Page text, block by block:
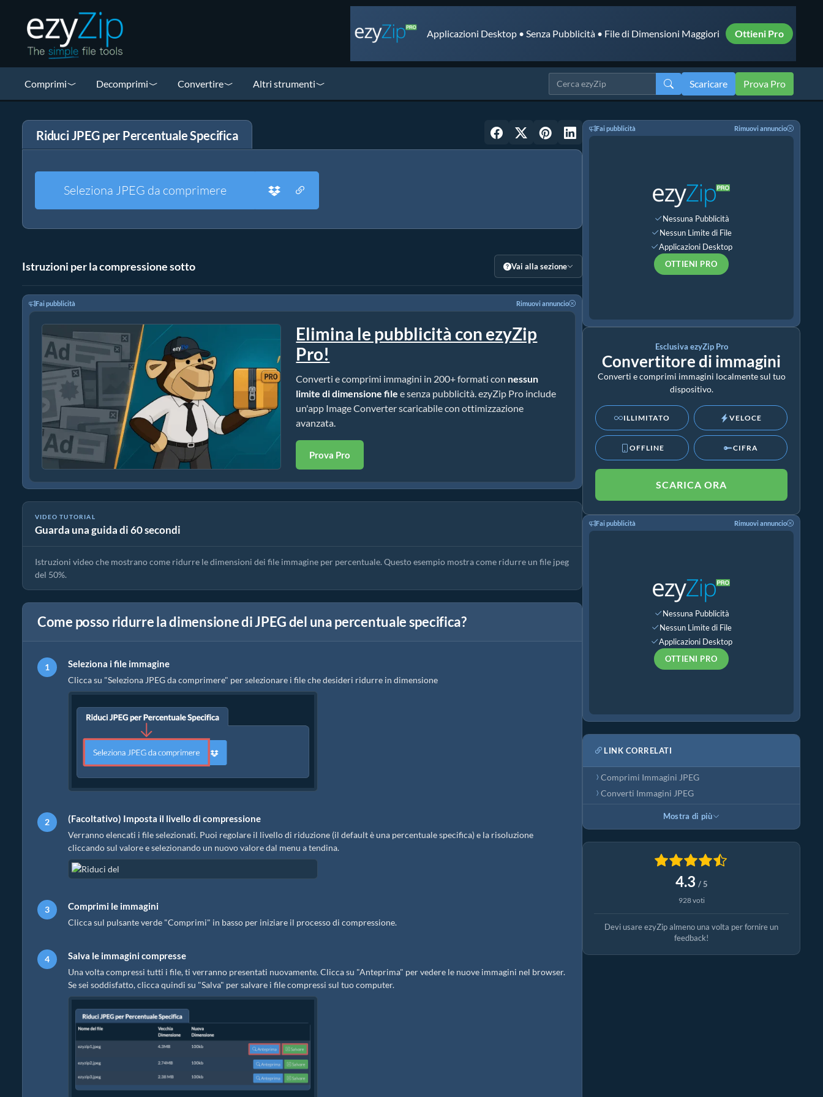
Applicazioni Desktop • Senza Pubblicità • File di Dimensioni Maggiori Ottieni Pro
Comprimi Decomprimi Convertire Altri strumenti Scaricare Prova Pro
Riduci JPEG per Percentuale Specifica
Seleziona JPEG da comprimere
Istruzioni per la compressione sotto Vai alla sezione
Fai pubblicità Rimuovi annuncio
Elimina le pubblicità con ezyZip
Pro!
Converti e comprimi immagini in 200+ formati con nessun
limite di dimensione file e senza pubblicità. ezyZip Pro include
un'app Image Converter scaricabile con ottimizzazione
avanzata.
Prova Pro
VIDEO TUTORIAL
Guarda una guida di 60 secondi
Come ridurre le dimensioni di jpeg in percentuale
Istruzioni video che mostrano come ridurre le dimensioni dei file immagine per percentuale. Questo esempio mostra come ridurre un file jpeg
del 50%.
Come posso ridurre la dimensione di JPEG del una percentuale specifica?
Seleziona i file immagine
Clicca su "Seleziona JPEG da comprimere" per selezionare i file che desideri ridurre in dimensione
(Facoltativo) Imposta il livello di compressione
Verranno elencati i file selezionati. Puoi regolare il livello di riduzione (il default è una percentuale specifica) e la risoluzione
cliccando sul valore e selezionando un nuovo valore dal menu a tendina.
Comprimi le immagini
Clicca sul pulsante verde "Comprimi" in basso per iniziare il processo di compressione.
Salva le immagini compresse
Una volta compressi tutti i file, ti verranno presentati nuovamente. Clicca su "Anteprima" per vedere le nuove immagini nel browser.
Se sei soddisfatto, clicca quindi su "Salva" per salvare i file compressi sul tuo computer.
Fai pubblicità Rimuovi annuncio
Nessuna Pubblicità
Nessun Limite di File
Applicazioni Desktop
OTTIENI PRO
Esclusiva ezyZip Pro
Convertitore di immagini
Converti e comprimi immagini localmente sul tuo
dispositivo.
ILLIMITATO VELOCE
OFFLINE CIFRA
SCARICA ORA
Fai pubblicità Rimuovi annuncio
Nessuna Pubblicità
Nessun Limite di File
Applicazioni Desktop
OTTIENI PRO
LINK CORRELATI
Comprimi Immagini JPEG
Converti Immagini JPEG
Mostra di più
4.3 / 5
928 voti
Devi usare ezyZip almeno una volta per fornire un
feedback!